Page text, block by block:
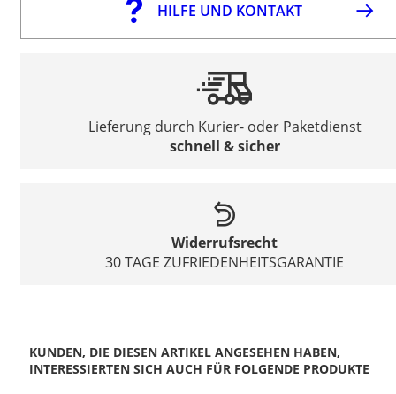
HILFE UND KONTAKT
Lieferung durch Kurier- oder Paketdienst
schnell & sicher
Widerrufsrecht
30 TAGE ZUFRIEDENHEITSGARANTIE
KUNDEN, DIE DIESEN ARTIKEL ANGESEHEN HABEN,
INTERESSIERTEN SICH AUCH FÜR FOLGENDE PRODUKTE